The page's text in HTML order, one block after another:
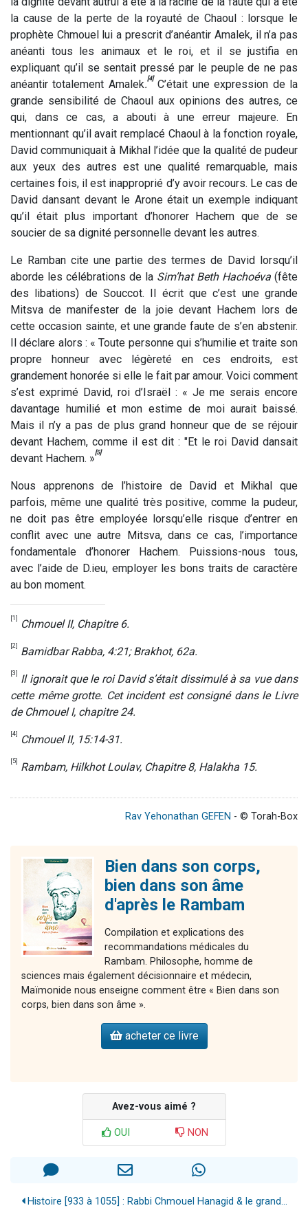
la cause de la perte de la royauté de Chaoul : lorsque le
prophète Chmouel lui a prescrit d’anéantir Amalek, il n’a pas
anéanti tous les animaux et le roi, et il se justifia en
expliquant qu’il se sentait pressé par le peuple de ne pas
anéantir totalement Amalek.[4]
C’était une expression de la
grande sensibilité de Chaoul aux opinions des autres, ce
qui, dans ce cas, a abouti à une erreur majeure. En
mentionnant qu’il avait remplacé Chaoul à la fonction royale,
David communiquait à Mikhal l’idée que la qualité de pudeur
aux yeux des autres est une qualité remarquable, mais
certaines fois, il est inapproprié d’y avoir recours. Le cas de
David dansant devant le Arone était un exemple indiquant
qu’il était plus important d’honorer Hachem que de se
soucier de sa dignité personnelle devant les autres.
Le Ramban cite une partie des termes de David lorsqu’il
aborde les célébrations de la Sim’hat Beth Hachoéva (fête
des libations) de Souccot. Il écrit que c’est une grande
Mitsva de manifester de la joie devant Hachem lors de
cette occasion sainte, et une grande faute de s’en abstenir.
Il déclare alors : « Toute personne qui s’humilie et traite son
propre honneur avec légèreté en ces endroits, est
grandement honorée si elle le fait par amour. Voici comment
s’est exprimé David, roi d’Israël : « Je me serais encore
davantage humilié et mon estime de moi aurait baissé.
Mais il n’y a pas de plus grand honneur que de se réjouir
devant Hachem, comme il est dit : "Et le roi David dansait
devant Hachem. »[5]
Nous apprenons de l’histoire de David et Mikhal que
parfois, même une qualité très positive, comme la pudeur,
ne doit pas être employée lorsqu’elle risque d’entrer en
conflit avec une autre Mitsva, dans ce cas, l’importance
fondamentale d’honorer Hachem. Puissions-nous tous,
avec l’aide de D.ieu, employer les bons traits de caractère
au bon moment.
[1] Chmouel II, Chapitre 6.
[2] Bamidbar Rabba, 4:21; Brakhot, 62a.
[3]
Il ignorait que le roi David s’était dissimulé à sa vue dans
cette même grotte. Cet incident est consigné dans le Livre
de Chmouel I, chapitre 24.
[4] Chmouel II, 15:14-31.
[5] Rambam, Hilkhot Loulav, Chapitre 8, Halakha 15.
Rav Yehonathan GEFEN - © Torah-Box
Bien dans son corps,
bien dans son âme
d'après le Rambam
Compilation et explications des
recommandations médicales du
Rambam. Philosophe, homme de
sciences mais également décisionnaire et médecin,
Maïmonide nous enseigne comment être « Bien dans son
corps, bien dans son âme ».
acheter ce livre
Avez-vous aimé ?
OUI NON
Histoire [933 à 1055] : Rabbi Chmouel Hanagid & le grand...